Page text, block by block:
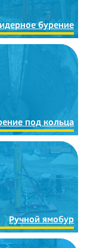
бурение
под кольца
Ручной ямобур